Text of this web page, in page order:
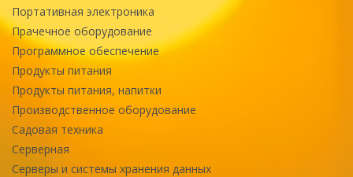
Портативная электроника
Прачечное оборудование
Программное обеспечение
Продукты питания
Продукты питания, напитки
Производственное оборудование
Садовая техника
Серверная
Серверы и системы хранения данных